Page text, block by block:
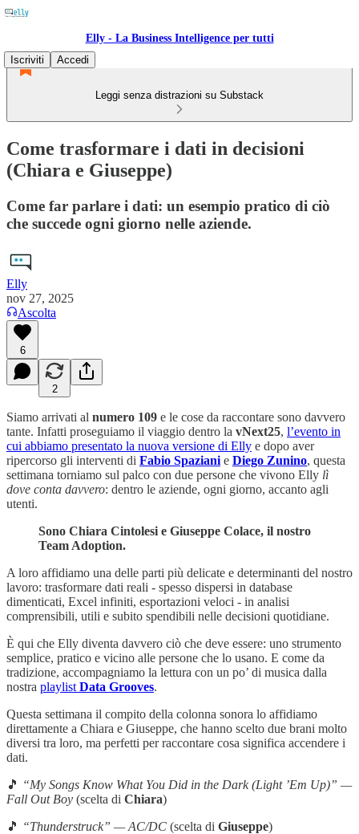
Elly - La Business Intelligence per tutti
Iscriviti
Accedi
Leggi senza distrazioni su Substack
Come trasformare i dati in decisioni
(Chiara e Giuseppe)
Come far parlare i dati: un esempio pratico di ciò
che succede ogni giorno nelle aziende.
Elly
nov 27, 2025
Ascolta
6
2
Siamo arrivati al numero 109 e le cose da raccontare sono davvero
tante. Infatti proseguiamo il viaggio dentro la vNext25, l’evento in
cui abbiamo presentato la nuova versione di Elly e dopo aver
ripercorso gli interventi di Fabio Spaziani e Diego Zunino, questa
settimana torniamo sul palco con due persone che vivono Elly lì
dove conta davvero: dentro le aziende, ogni giorno, accanto agli
utenti.
Sono Chiara Cintolesi e Giuseppe Colace, il nostro
Team Adoption.
A loro affidiamo una delle parti più delicate e determinanti del nostro
lavoro: trasformare dati reali - spesso dispersi in database
dimenticati, Excel infiniti, esportazioni veloci - in analisi
comprensibili, utili e subito spendibili nelle decisioni quotidiane.
È qui che Elly diventa davvero ciò che deve essere: uno strumento
semplice, pratico e vicino alle persone che lo usano. E come da
tradizione, accompagniamo la lettura con un po’ di musica dalla
nostra playlist Data Grooves.
Questa settimana il compito della colonna sonora lo affidiamo
direttamente a Chiara e Giuseppe, che hanno scelto due brani molto
diversi tra loro, ma perfetti per raccontare cosa significa accendere i
dati.
🎵 “My Songs Know What You Did in the Dark (Light ’Em Up)” —
Fall Out Boy (scelta di Chiara)
🎵 “Thunderstruck” — AC/DC (scelta di Giuseppe)